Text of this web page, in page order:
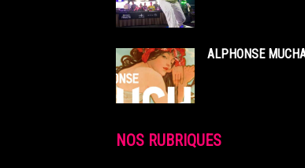
ALPHONSE
NOS RUBRIQUES